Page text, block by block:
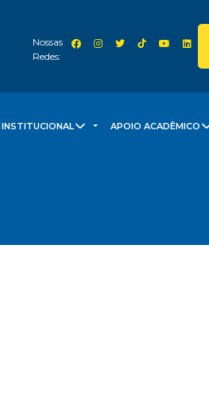
Nossas
Redes:
INSTITUCIONAL APOIO ACADÊMICO